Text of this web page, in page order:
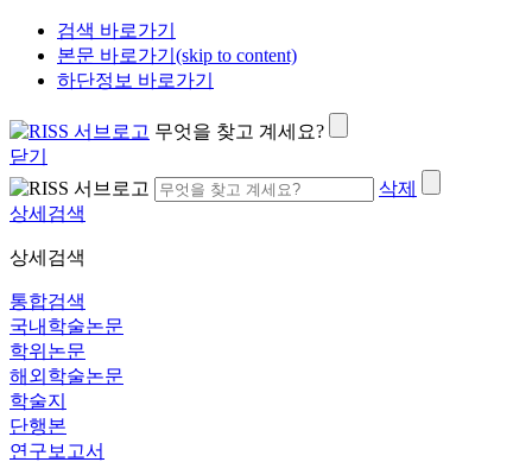
검색 바로가기
본문 바로가기(skip to content)
하단정보 바로가기
무엇을 찾고 계세요?
닫기
삭제
상세검색
상세검색
통합검색
국내학술논문
학위논문
해외학술논문
학술지
단행본
연구보고서